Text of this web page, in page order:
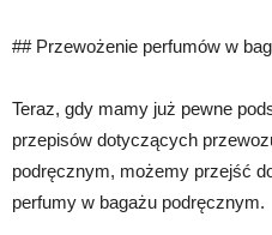
## Przewożenie perfumów w
Teraz, gdy mamy już pewne
przepisów dotyczących
podręcznym, możemy przejść
perfumy w bagażu podręcznym.